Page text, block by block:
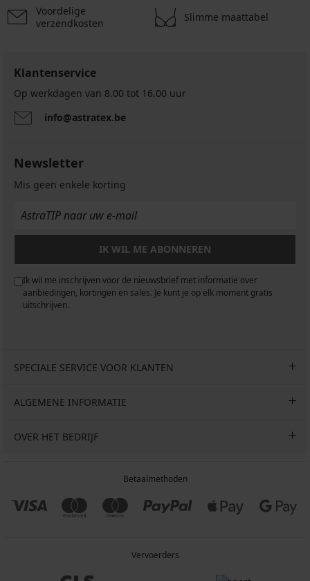
Voordelige
verzendkosten
Slimme maattabel
Klantenservice
Op werkdagen van 8.00 tot 16.00 uur
info@astratex.be
Newsletter
Mis geen enkele korting
IK WIL ME ABONNEREN
Ik wil me inschrijven voor de nieuwsbrief met informatie over
aanbiedingen, kortingen en sales. Je kunt je op elk moment gratis
uitschrijven.
SPECIALE SERVICE VOOR KLANTEN
ALGEMENE INFORMATIE
OVER HET BEDRIJF
Betaalmethoden
Vervoerders